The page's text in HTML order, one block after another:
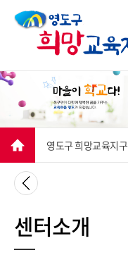
영도구 희망교육지구
센터소개